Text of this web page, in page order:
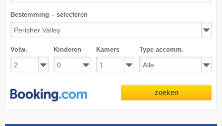
Bestemming – selecteren
Volw. Kinderen Kamers Type accomm.
zoeken